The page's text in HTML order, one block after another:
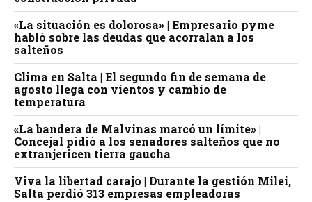
«La situación es dolorosa» | Empresario pyme
habló sobre las deudas que acorralan a los
salteños
Clima en Salta | El segundo fin de semana de
agosto llega con vientos y cambio de
temperatura
«La bandera de Malvinas marcó un límite» |
Concejal pidió a los senadores salteños que no
extranjericen tierra gaucha
Viva la libertad carajo | Durante la gestión Milei,
Salta perdió 313 empresas empleadoras